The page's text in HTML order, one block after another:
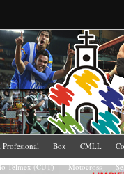
Profesional Box CMLL
Telmex (CUT) Motocross